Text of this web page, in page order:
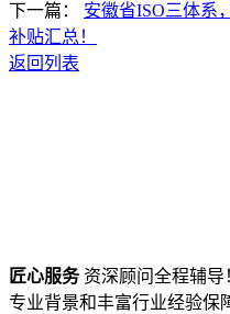
下一篇： 安徽省ISO三体系
补贴汇总！
返回列表
匠心服务资深顾问全程辅导
专业背景和丰富行业经验保